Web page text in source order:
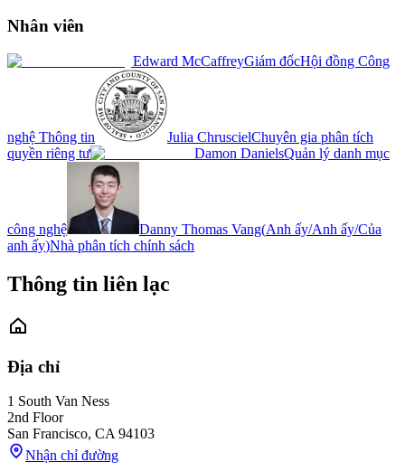
Nhân viên
Edward McCaffreyGiám đốcHội đồng Công
nghệ Thông tin Julia ChruscielChuyên gia phân tích
quyền riêng tư
Damon DanielsQuản lý danh mục
công nghệ Danny Thomas Vang(Anh ấy/Anh ấy/Của
anh ấy)Nhà phân tích chính sách
Thông tin liên lạc
Địa chỉ
1 South Van Ness
2nd Floor
San Francisco, CA 94103
Nhận chỉ đường